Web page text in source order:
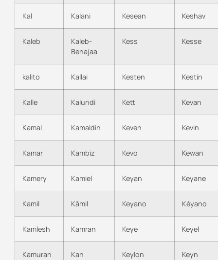
Kal Kalani Kesean Keshav
Kaleb
Kaleb-
Benajaa
Kess Kesse
kalito Kallai Kesten Kestin
Kalle Kalundi Kett Kevan
Kamal Kamaldin Keven Kevin
Kamar Kambiz Kevo Kewan
Kamery Kamiel Keyan Keyane
Kamil Kâmil Keyano Kéyano
Kamlesh Kamran Keye Keyel
Kamuran Kan Keylon Keyn